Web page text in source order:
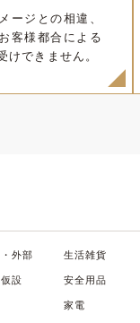
ージとの相違、
客様都合による
けできません。
外部
設
生活雑貨
安全用品
家電